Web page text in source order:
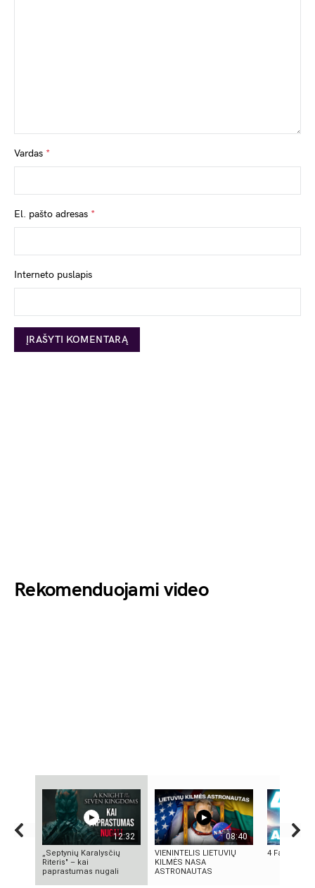
Vardas *
El. pašto adresas *
Interneto puslapis
Rekomenduojami video
12:32
„Septynių Karalysčių
Riteris" – kai
paprastumas nugali
08:40
VIENINTELIS LIETUVIŲ
KILMĖS NASA
ASTRONAUTAS
4 Faktai